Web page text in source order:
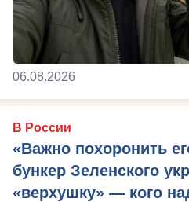
06.08.2026
В России
«Важно похоронить
бункер Зеленского
«верхушку» — кого